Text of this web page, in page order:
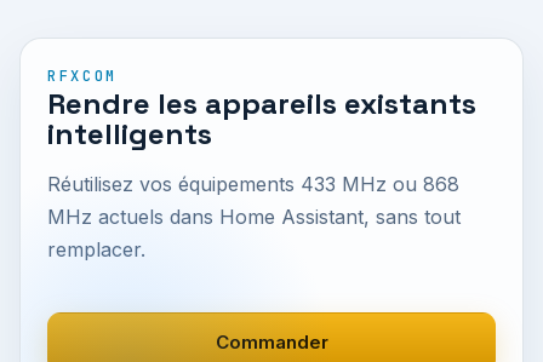
RFXCOM
Rendre les appareils existants
intelligents
Réutilisez vos équipements 433 MHz ou 868
MHz actuels dans Home Assistant, sans tout
remplacer.
Commander